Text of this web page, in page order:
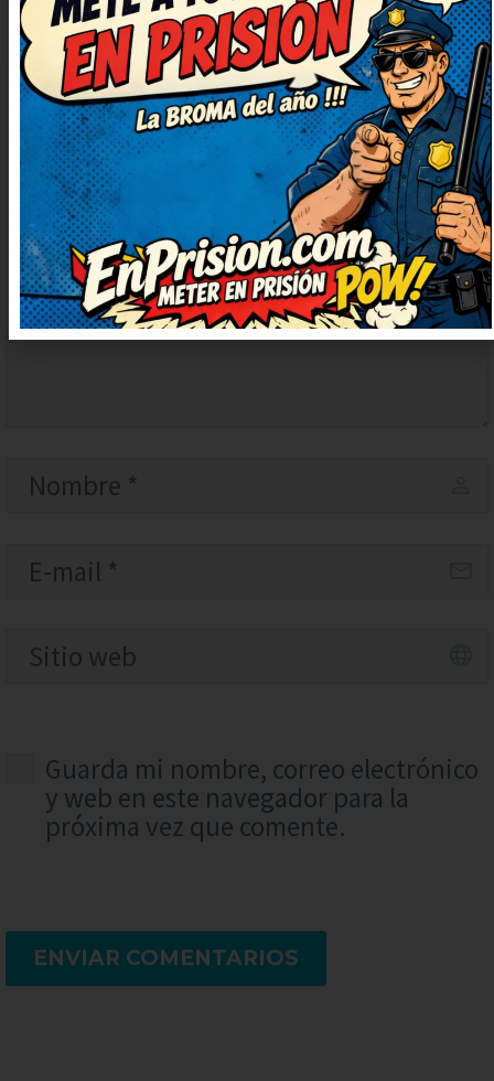
Guarda mi nombre, correo electrónico
y web en este navegador para la
próxima vez que comente.
ENVIAR COMENTARIOS